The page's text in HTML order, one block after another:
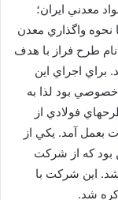
معدني ايران؛
نحوه واگذاري معدن
سال ۱۳۸۹ طرحي به نام طرح فراز با هدف
براي اجراي اين
بود لذا به
فولادي از
بعمل آمد. يکي از
بود که از شرکت
اين شرکت با
شد.